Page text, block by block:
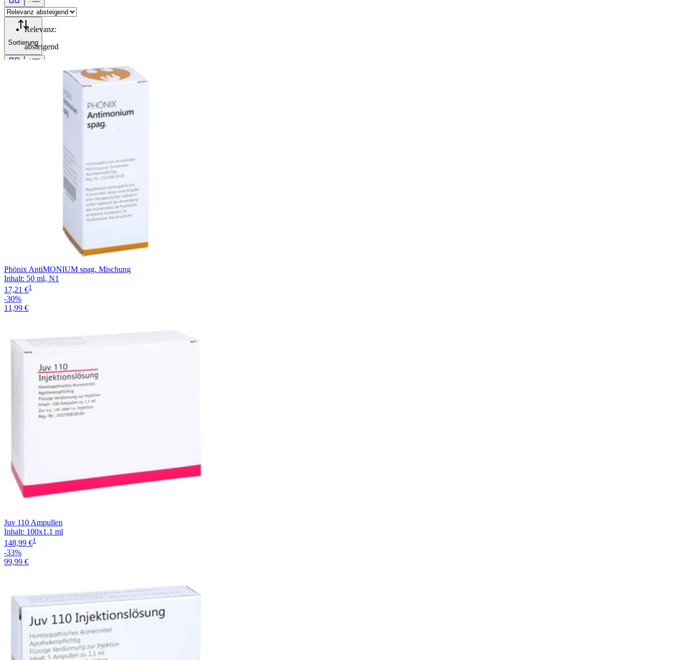
Sortierung
Relevanz:
absteigend
Phönix AntiMONIUM spag. Mischung
Inhalt: 50 ml, N1
17,21 €1
-30%
11,99 €
Juv 110 Ampullen
Inhalt: 100x1.1 ml
148,99 €1
-33%
99,99 €